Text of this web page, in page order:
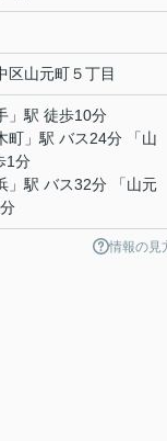
区山元町５丁目
」駅 徒歩10分
町 」駅 バス24分 「山
1分
」駅 バス32分 「山元
情報の見